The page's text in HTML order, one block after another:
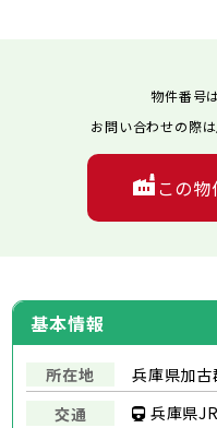
基本情報
所在地
兵庫県加
交通
兵庫県
物件番号
お問い合わせの際
この